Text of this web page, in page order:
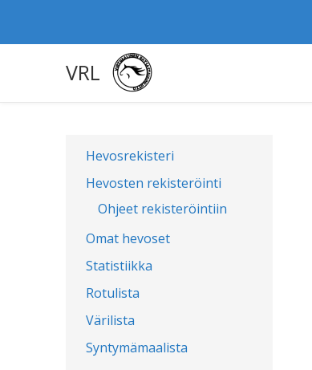
VRL
Hevosrekisteri
Hevosten rekisteröinti
Ohjeet rekisteröintiin
Omat hevoset
Statistiikka
Rotulista
Värilista
Syntymämaalista